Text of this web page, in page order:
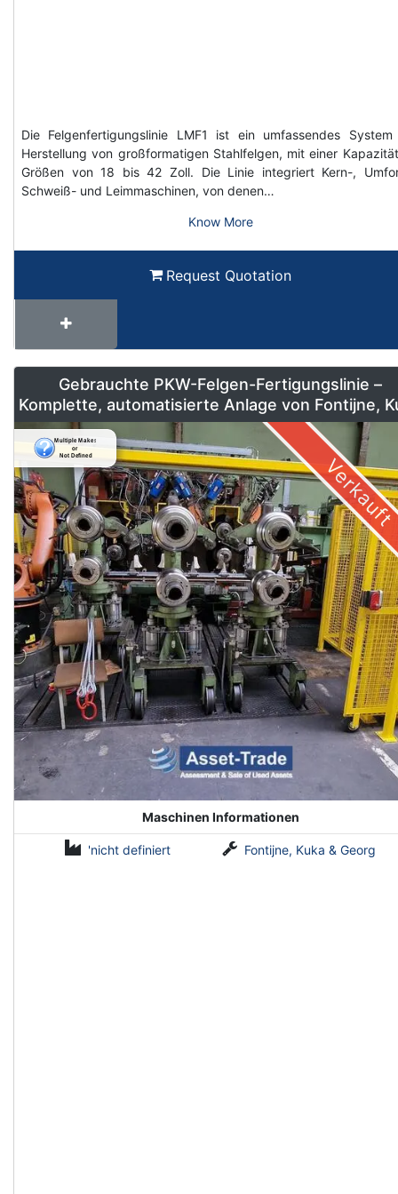
Die Felgenfertigungslinie LMF1 ist ein umfassendes
Herstellung von großformatigen Stahlfelgen, mit einer
Größen von 18 bis 42 Zoll. Die Linie integriert Kern-,
Schweiß- und Leimmaschinen, von denen…
Know More
Request Quotation
Gebrauchte PKW-Felgen-Fertigungslinie –
Komplette, automatisierte Anlage von Fontijne,
& Georg
Verkauft
Maschinen Informationen
'nicht definiert Fontijne, Kuka & Georg